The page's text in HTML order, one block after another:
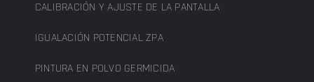
CALIBRACIÓN Y AJUSTE DE LA PANTALLA
IGUALACIÓN POTENCIAL ZPA
PINTURA EN POLVO GERMICIDA